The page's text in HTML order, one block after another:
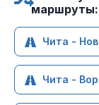
маршруты:
Чита -
Чита -